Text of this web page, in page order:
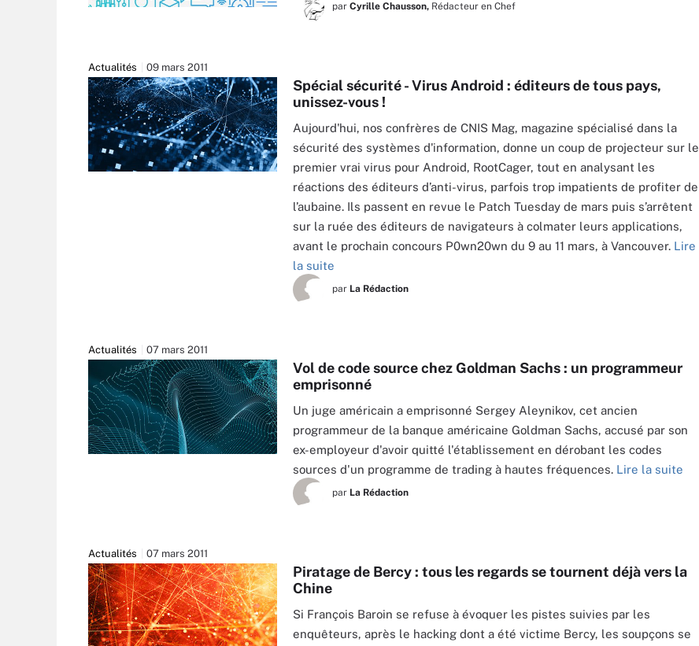
par Cyrille Chausson, Rédacteur en Chef
Actualités 09 mars 2011
Spécial sécurité - Virus Android : éditeurs de tous pays,
unissez-vous !
Aujourd'hui, nos confrères de CNIS Mag, magazine spécialisé dans la
sécurité des systèmes d'information, donne un coup de projecteur sur le
premier vrai virus pour Android, RootCager, tout en analysant les
réactions des éditeurs d’anti-virus, parfois trop impatients de profiter de
l’aubaine. Ils passent en revue le Patch Tuesday de mars puis s’arrêtent
sur la ruée des éditeurs de navigateurs à colmater leurs applications,
avant le prochain concours P0wn20wn du 9 au 11 mars, à Vancouver. Lire
la suite
par La Rédaction
Actualités 07 mars 2011
Vol de code source chez Goldman Sachs : un programmeur
emprisonné
Un juge américain a emprisonné Sergey Aleynikov, cet ancien
programmeur de la banque américaine Goldman Sachs, accusé par son
ex-employeur d'avoir quitté l'établissement en dérobant les codes
sources d'un programme de trading à hautes fréquences. Lire la suite
par La Rédaction
Actualités 07 mars 2011
Piratage de Bercy : tous les regards se tournent déjà vers la
Chine
Si François Baroin se refuse à évoquer les pistes suivies par les
enquêteurs, après le hacking dont a été victime Bercy, les soupçons se